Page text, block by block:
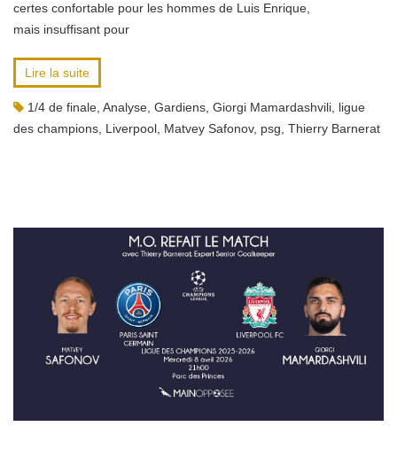
certes confortable pour les hommes de Luis Enrique,
mais insuffisant pour
Lire la suite
1/4 de finale Analyse Gardiens Giorgi Mamardashvili ligue
des champions Liverpool Matvey Safonov, psg Thierry Barnerat